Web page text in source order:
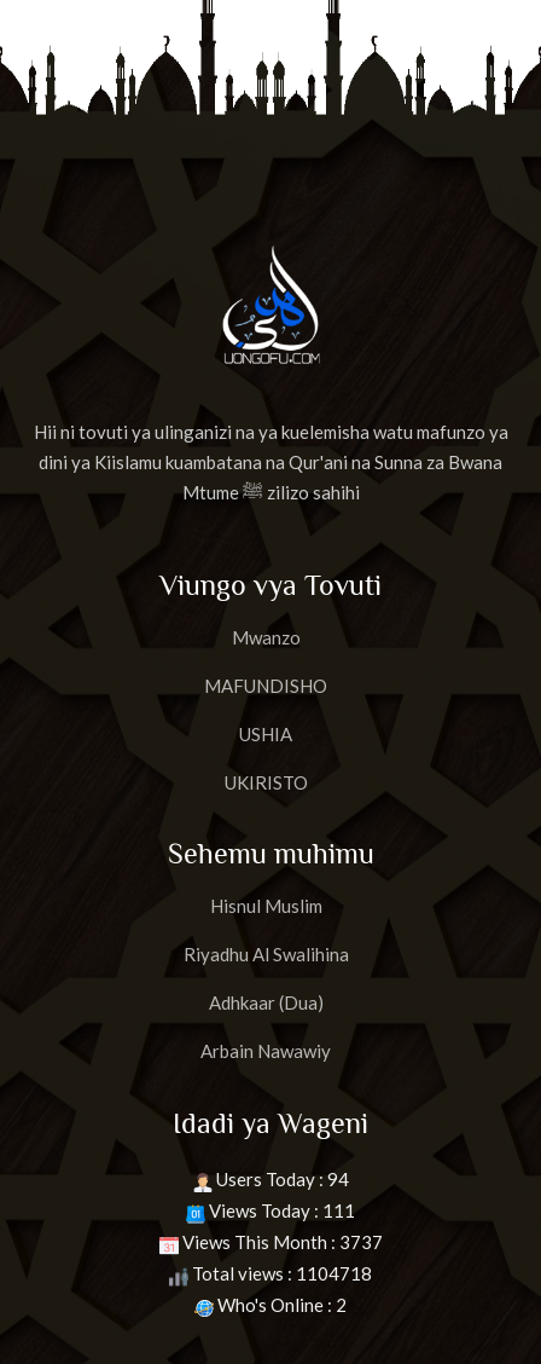
Hii ni tovuti ya ulinganizi na ya kuelemisha watu mafunzo ya
dini ya Kiislamu kuambatana na Qur'ani na Sunna za Bwana
Mtume ﷺ zilizo sahihi
Viungo vya Tovuti
Mwanzo
MAFUNDISHO
USHIA
UKIRISTO
Sehemu muhimu
Hisnul Muslim
Riyadhu Al Swalihina
Adhkaar (Dua)
Arbain Nawawiy
Idadi ya Wageni
Users Today : 94
Views Today : 111
Views This Month : 3737
Total views : 1104718
Who's Online : 2